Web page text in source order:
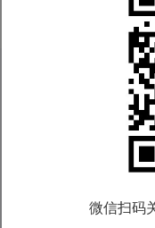
微信扫码